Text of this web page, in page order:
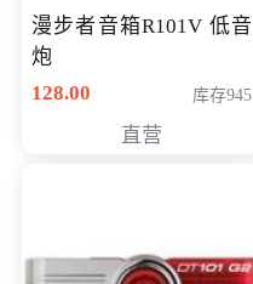
漫步者音箱R101V 低音
炮
128.00
库存945
直营